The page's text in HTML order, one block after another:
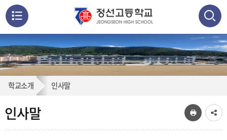
메
뉴
열
기
검색
통
합
검
기
인
사
말
학교소개 인사말
인사말